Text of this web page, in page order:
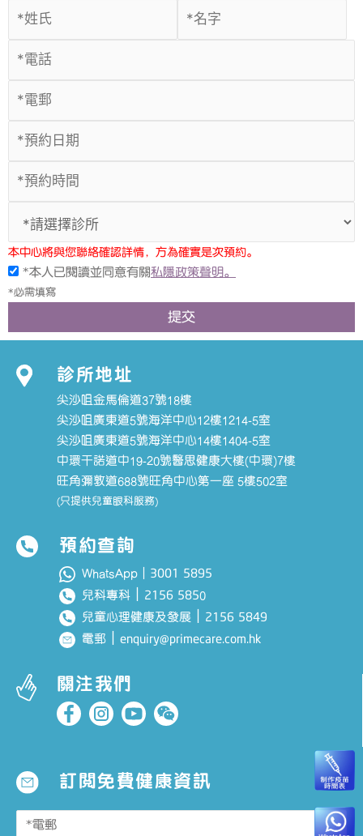
本中心將與您聯絡確認詳情，方為確實是次預約。
*本人已閱讀並同意有關私隱政策聲明。
*必需填寫
提交
診所地址
尖沙咀金馬倫道37號18樓
尖沙咀廣東道5號海洋中心12樓1214-5室
尖沙咀廣東道5號海洋中心14樓1404-5室
中環干諾道中19-20號醫思健康大樓(中環)7樓
旺角彌敦道688號旺角中心第一座 5樓502室
(只提供兒童眼科服務)
預約查詢
WhatsApp｜ 3001 5895
兒科專科 2156 5850
兒童心理健康及發展
2156 5849
電郵 ｜enquiry@primecare.com.hk
關注我們
訂閱免費健康資訊